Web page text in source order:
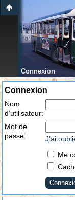
Connexion
Connexion
Nom
d’utilisateur:
Mot de
passe:
J’ai
Me